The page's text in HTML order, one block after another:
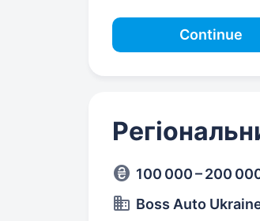
Continue
100 000 – 200
Boss Auto